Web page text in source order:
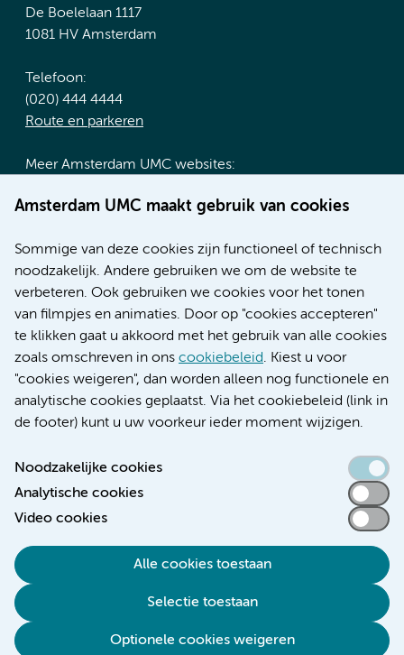
Amsterdam UMC maakt gebruik van cookies
Sommige van deze cookies zijn functioneel of technisch
noodzakelijk. Andere gebruiken we om de website te
verbeteren. Ook gebruiken we cookies voor het tonen
van filmpjes en animaties. Door op "cookies accepteren"
te klikken gaat u akkoord met het gebruik van alle cookies
zoals omschreven in ons cookiebeleid. Kiest u voor
"cookies weigeren", dan worden alleen nog functionele en
analytische cookies geplaatst. Via het cookiebeleid (link in
de footer) kunt u uw voorkeur ieder moment wijzigen.
Noodzakelijke cookies
Analytische cookies
Video cookies
Alle cookies toestaan
Selectie toestaan
Optionele cookies weigeren
De Boelelaan 1117
1081 HV Amsterdam
Telefoon:
(020) 444 4444
Route en parkeren
Meer Amsterdam UMC websites:
Werken bij Amsterdam UMC
Nieuws
Research
Educatie locatie AMC
Educatie locatie VUmc
Verwijzen & diagnostiek
Toegankelijkheidsverklaring
Responsible disclosure